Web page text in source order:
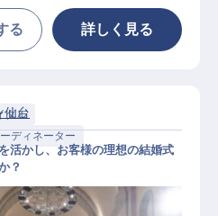
る 詳しく見る
ダル
ディネーター
仙台
活かし、お客様の理想の結婚式
？